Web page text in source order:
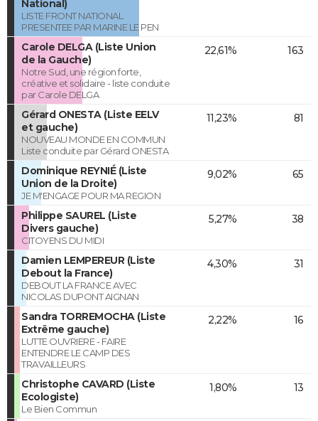
National)
LISTE FRONT NATIONAL
PRESENTEE PAR MARINE LE PEN
Carole DELGA (Liste Union
de la Gauche)
Notre Sud, une région forte,
créative et solidaire - liste conduite
par Carole DELGA
22,61% 163
Gérard ONESTA (Liste EELV
et gauche)
NOUVEAU MONDE EN COMMUN
Liste conduite par Gérard ONESTA
11,23% 81
Dominique REYNIÉ (Liste
Union de la Droite)
JE M'ENGAGE POUR MA REGION
9,02% 65
Philippe SAUREL (Liste
Divers gauche)
CITOYENS DU MIDI
5,27% 38
Damien LEMPEREUR (Liste
Debout la France)
DEBOUT LA FRANCE AVEC
NICOLAS DUPONT AIGNAN
4,30% 31
Sandra TORREMOCHA (Liste
Extrême gauche)
LUTTE OUVRIERE - FAIRE
ENTENDRE LE CAMP DES
TRAVAILLEURS
2,22% 16
Christophe CAVARD (Liste
Ecologiste)
Le Bien Commun
1,80% 13